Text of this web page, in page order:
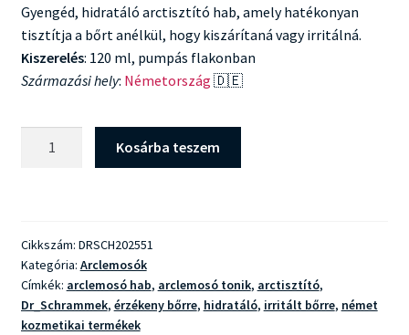
Gyengéd, hidratáló arctisztító hab, amely hatékonyan
tisztítja a bőrt anélkül, hogy kiszárítaná vagy irritálná.
Kiszerelés: 120 ml, pumpás flakonban
Származási hely: Németország 🇩🇪
mennyiség
Kosárba teszem
Cikkszám: DRSCH202551
Kategória: Arclemosók
Címkék: arclemosó hab, arclemosó tonik, arctisztító,
Dr_Schrammek, érzékeny bőrre, hidratáló, irritált bőrre, német
kozmetikai termékek